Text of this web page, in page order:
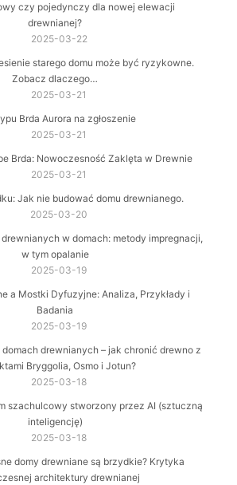
czy pojedynczy dla nowej elewacji
drewnianej?
2025-03-22
starego domu może być ryzykowne.
Zobacz dlaczego…
2025-03-21
Brda Aurora na zgłoszenie
2025-03-21
Brda: Nowoczesność Zaklęta w Drewnie
2025-03-21
Jak nie budować domu drewnianego.
2025-03-20
w domach: metody impregnacji,
w tym opalanie
2025-03-19
a Mostki Dyfuzyjne: Analiza, Przykłady i
Badania
2025-03-19
drewnianych – jak chronić drewno z
Bryggolia, Osmo i Jotun?
2025-03-18
szachulcowy stworzony przez AI (sztuczną
inteligencję)
2025-03-18
domy drewniane są brzydkie? Krytyka
architektury drewnianej